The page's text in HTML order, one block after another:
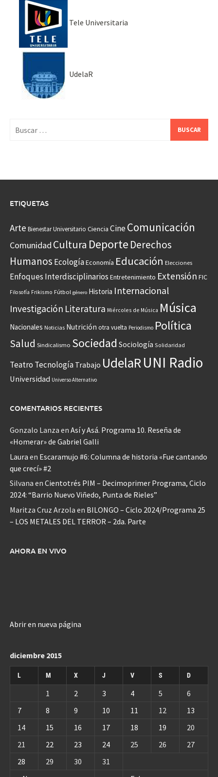
Tele Universitaria
UdelaR
ETIQUETAS
Arte Bienestar Universitario Ciencia CineComunicación
Comunidad Cultura Deporte Derechos
Humanos EcologíaEconomía Educación Elecciones
Enfoques Interdisciplinarios Entretenimiento Extensión FIC
Filosofía Frikismo Fútbol género Historia Internacional
Investigación Literatura Miércoles de Música Música
Nacionales Noticias Nutrición otra vuelta Periodismo Política
Salud Sindicalismo Sociedad Sociología Solidaridad
Teatro Tecnología Trabajo UdelaRUNI Radio
Universidad Universo Alternativo
COMENTARIOS RECIENTES
Gonzalo Lanza en Así y Asá. Programa 10. Reseña de
«Homerar» de Gabriel Galli
Laura en Escaramujo #6: Columna de historia «Fue cantando
que crecí» #2
Silvana en Cientotrés PIM – Decimoprimer Programa, Ciclo
2024: “Barrio Nuevo Viñedo, Punta de Rieles”
Maritza Cruz Arzola en BILONGO – Ciclo 2024/Programa 25
– LOS METALES DEL TERROR – 2da. Parte
AHORA EN VIVO
Abrir en nueva página
diciembre 2015
L M X J V S D
1 2 3 4 5
6
7
8 9 10 11 12
13
14
15 16 17 18 19
20
21
22 23 24 25 26
27
28
29 30 31